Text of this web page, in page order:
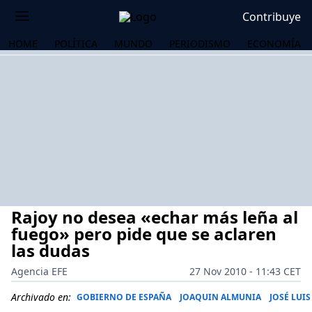
Contribuye
HOME POLÍTICA MUNDO PERIODISMO ECONOMÍA
Rajoy no desea «echar más leña al
fuego» pero pide que se aclaren
las dudas
Agencia EFE
27 Nov 2010 - 11:43 CET
Archivado en: GOBIERNO DE ESPAÑA JOAQUIN ALMUNIA JOSÉ